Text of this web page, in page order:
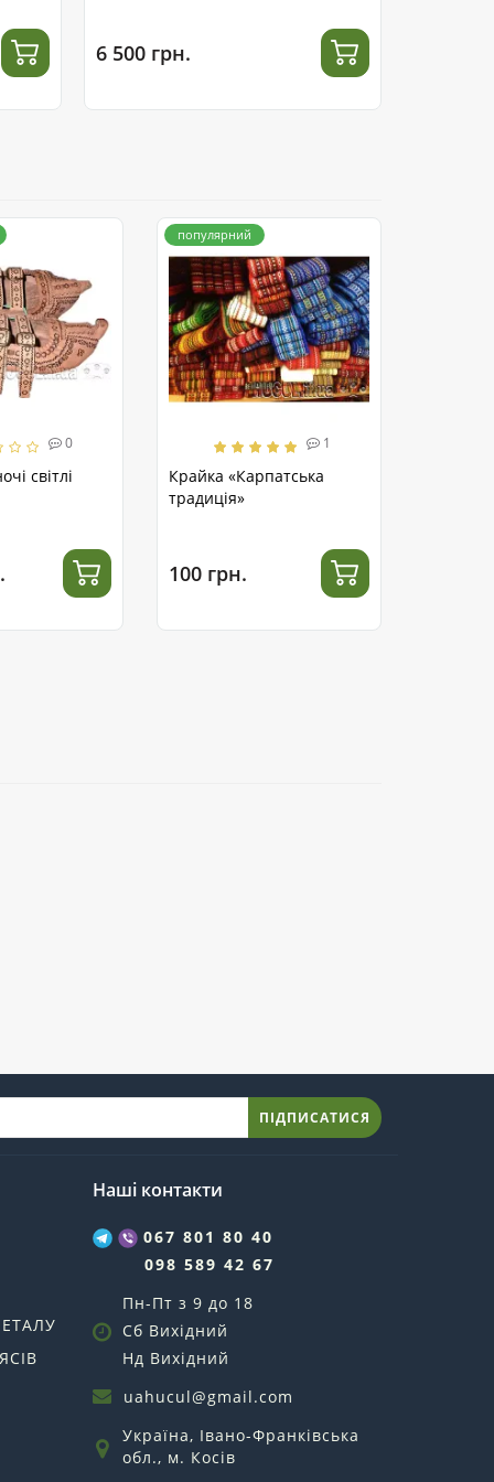
6 500 грн.
0
світлі
популярний
1
Крайка «Карпатська
традиція»
100 грн.
ПІДПИСАТИСЯ
Наші контакти
067 801 80 40
098 589 42 67
Пн-Пт з 9 до 18
Сб Вихідний
Нд Вихідний
uahucul@gmail.com
Україна, Івано-Франківська
обл., м. Косів